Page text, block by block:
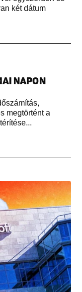
két dátum
NAPON
megtörtént a